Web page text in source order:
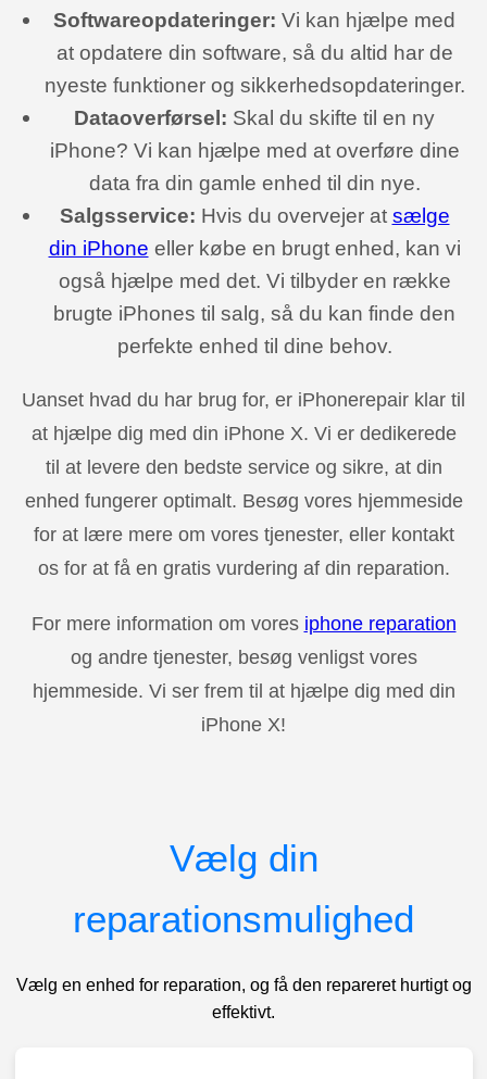
Softwareopdateringer: Vi kan hjælpe med
at opdatere din software, så du altid har de
nyeste funktioner og sikkerhedsopdateringer.
Dataoverførsel: Skal du skifte til en ny
iPhone? Vi kan hjælpe med at overføre dine
data fra din gamle enhed til din nye.
Salgsservice: Hvis du overvejer at sælge
din iPhone eller købe en brugt enhed, kan vi
også hjælpe med det. Vi tilbyder en række
brugte iPhones til salg, så du kan finde den
perfekte enhed til dine behov.
Uanset hvad du har brug for, er iPhonerepair klar til
at hjælpe dig med din iPhone X. Vi er dedikerede
til at levere den bedste service og sikre, at din
enhed fungerer optimalt. Besøg vores hjemmeside
for at lære mere om vores tjenester, eller kontakt
os for at få en gratis vurdering af din reparation.
For mere information om vores iphone reparation
og andre tjenester, besøg venligst vores
hjemmeside. Vi ser frem til at hjælpe dig med din
iPhone X!
Vælg din
reparationsmulighed
Vælg en enhed for reparation, og få den repareret hurtigt og
effektivt.